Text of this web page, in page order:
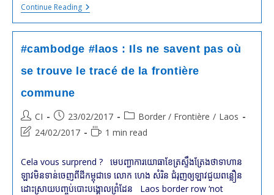
Continue Reading#Cambodge
#Laos
:
Derniers
Arbres
Pleurent
!
#cambodge #laos : Ils ne savent pas où
se trouve le tracé de la frontière
commune
Post
author:
CI
Post
published:
23/02/2017
Post
category:
Border / Frontière / Laos
Post
modified:
24/02/2017
Reading1 min read
Cela vous surprend ? មេបញ្ជាការ​យោធា​ខែត្រ​ស្ទឹងត្រែង​ថា​ទាហាន​
ឡាវ​មិន​ទាន់​ចេញ​ពី​ដី​កម្ពុជា​ទេ លោក ហេង សំរិន ជំរុញ​ឲ្យ​ឡាវ​ជួយ​ពន្លឿន​
ដោះស្រាយ​បញ្ចប់​បោះ​បង្គោល​ព្រំដែន Laos border row ‘not